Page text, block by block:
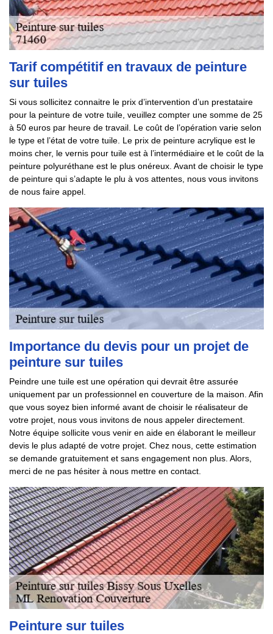
Tarif compétitif en travaux de peinture
sur tuiles
Si vous sollicitez connaitre le prix d’intervention d’un prestataire
pour la peinture de votre tuile, veuillez compter une somme de 25
à 50 euros par heure de travail. Le coût de l’opération varie selon
le type et l’état de votre tuile. Le prix de peinture acrylique est le
moins cher, le vernis pour tuile est à l’intermédiaire et le coût de la
peinture polyuréthane est le plus onéreux. Avant de choisir le type
de peinture qui s’adapte le plu à vos attentes, nous vous invitons
de nous faire appel.
Importance du devis pour un projet de
peinture sur tuiles
Peindre une tuile est une opération qui devrait être assurée
uniquement par un professionnel en couverture de la maison. Afin
que vous soyez bien informé avant de choisir le réalisateur de
votre projet, nous vous invitons de nous appeler directement.
Notre équipe sollicite vous venir en aide en élaborant le meilleur
devis le plus adapté de votre projet. Chez nous, cette estimation
se demande gratuitement et sans engagement non plus. Alors,
merci de ne pas hésiter à nous mettre en contact.
Peinture sur tuiles